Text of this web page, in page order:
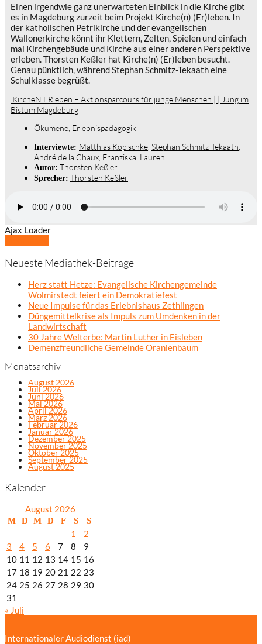
Einen irgendwie ganz unerwarteten Einblick in die Kirche gibt
es in Magdeburg zurzeit beim Projekt Kirche(n) (Er)leben. In
der katholischen Petrikirche und der evangelischen
Wallonerkirche könnt ihr Klettern, Zelten, Spielen und einfach
mal Kirchengebäude und Kirche aus einer anderen Perspektive
erleben. Thorsten Keßler hat Kirche(n) (Er)leben besucht.
Genau pünktlich, während Stephan Schmitz-Tekaath eine
Schulklasse begrüßt.
KircheN ERleben – Aktionsparcours für junge Menschen | | Jung im
Bistum Magdeburg
Ökumene Erlebnispädagogik
Interviewte: Matthias Kopischke Stephan Schmitz-Tekaath
André de la Chaux Franziska Lauren
Autor: Thorsten Keßler
Sprecher: Thorsten Keßler
Ajax Loader
Neueste Mediathek-Beiträge
Herz statt Hetze: Evangelische Kirchengemeinde
Wolmirstedt feiert ein Demokratiefest
Neue Impulse für das Erlebnishaus Zethlingen
Düngemittelkrise als Impuls zum Umdenken in der
Landwirtschaft
30 Jahre Welterbe: Martin Luther in Eisleben
Demenzfreundliche Gemeinde Oranienbaum
Monatsarchiv
August 2026
Juli 2026
Juni 2026
Mai 2026
April 2026
März 2026
Februar 2026
Januar 2026
Dezember 2025
November 2025
Oktober 2025
September 2025
August 2025
Kalender
August 2026
M D M D F S S
1
2
3
4 5 6 7 8
9
10 11 12 13 14 15 16
17 18 19 20 21 22 23
24 25 26 27 28 29 30
31
« Juli
Internationaler Audiodienst (iad)